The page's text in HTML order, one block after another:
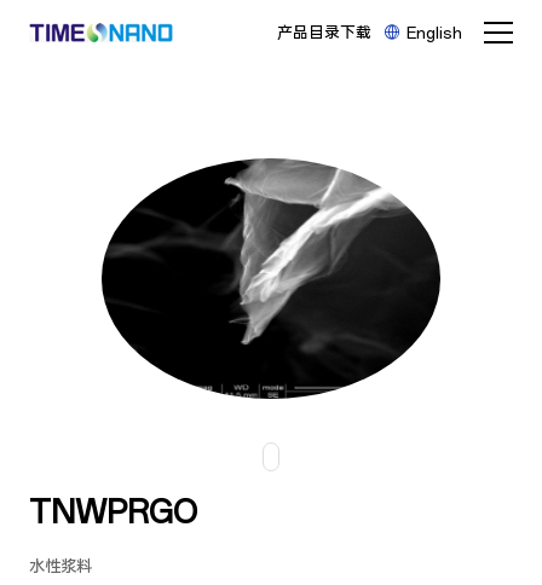
产品目录下载 English
TNWPRGO
水性浆料